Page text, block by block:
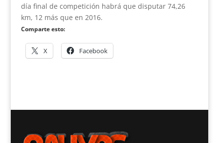
día final de competición habrá que disputar 74,26
km, 12 más que en 2016.
Comparte esto:
X Facebook